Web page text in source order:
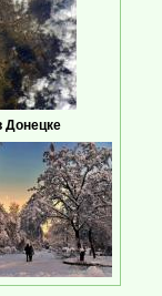
Донецке